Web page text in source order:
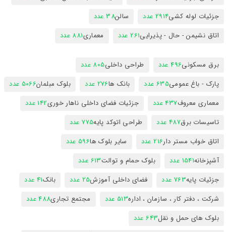
جزئیات لوله کشی2914 عدد سالن38 عدد
اتاق نشیمن - حال - پذیرایی261 عدد معماری881 عدد
برق مسکونی496 عدد طراحی داخلی805 عدد
پارک - باغ عمومی635 عدد بانک ها276 عدد بلوک مبلمان5066 عدد
معماری معروف437 عدد جزئیات فضای داخلی ناهار خوری142 عدد
تاسیسات برق487 عدد طراحی اتوکد پایه775 عدد
اتاق خواب مستر دار216 عدد سایر بلوک ها596 عدد
آشپزخانه1541 عدد بلوک حمام و توالت613 عدد
جزئیات پایه763 عدد فضای داخلی آموزش25 عدد بانک41 عدد
شرکت ، دفتر کار ، سازمان ، اداره513 عدد مجتمع تجاری488 عدد
بلوک های حمل و نقل643 عدد